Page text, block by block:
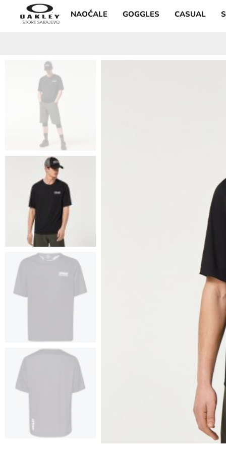
NAOČALE GOGGLES CASUAL